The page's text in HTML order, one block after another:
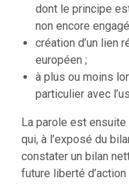
dont le principe
non encore
création d’un lien
européen ;
à plus ou moins
particulier avec
La parole est
qui, à l’exposé du
constater un bilan
future liberté